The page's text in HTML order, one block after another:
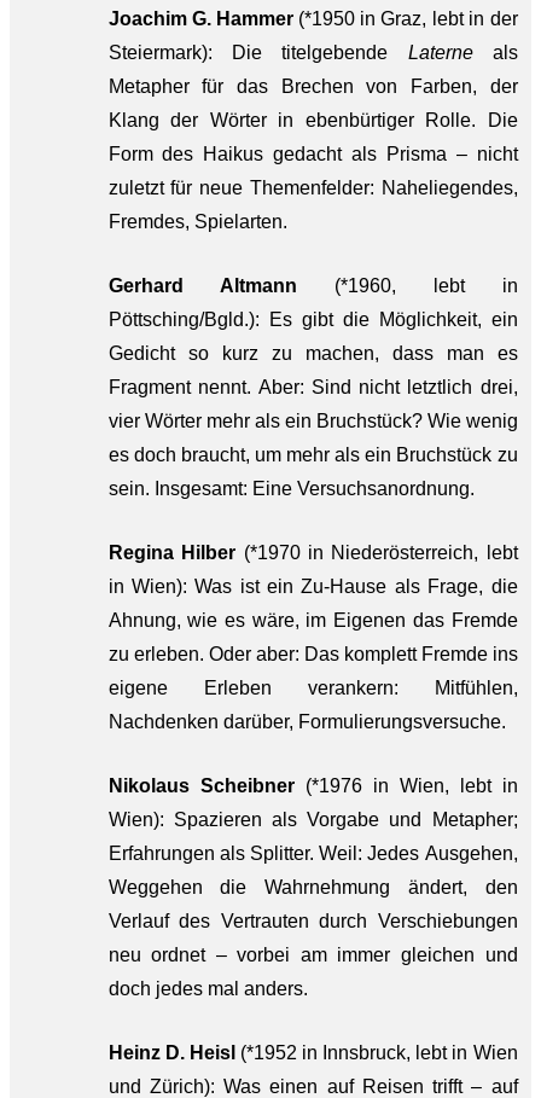
Joachim G. Hammer (*1950 in Graz, lebt in der
Steiermark): Die titelgebende Laterneals
Metapher für das Brechen von Farben, der
Klang der Wörter in ebenbürtiger Rolle. Die
Form des Haikus gedacht als Prisma – nicht
zuletzt für neue Themenfelder: Naheliegendes,
Fremdes, Spielarten.
Gerhard Altmann (*1960, lebt in
Pöttsching/Bgld.): Es gibt die Möglichkeit, ein
Gedicht so kurz zu machen, dass man es
Fragment nennt. Aber: Sind nicht letztlich drei,
vier Wörter mehr als ein Bruchstück? Wie wenig
es doch braucht, um mehr als ein Bruchstück zu
sein. Insgesamt: Eine Versuchsanordnung.
Regina Hilber (*1970 in Niederösterreich, lebt
in Wien): Was ist ein Zu-Hause als Frage, die
Ahnung, wie es wäre, im Eigenen das Fremde
zu erleben. Oder aber: Das komplett Fremde ins
eigene Erleben verankern: Mitfühlen,
Nachdenken darüber, Formulierungsversuche.
Nikolaus Scheibner (*1976 in Wien, lebt in
Wien): Spazieren als Vorgabe und Metapher;
Erfahrungen als Splitter. Weil: Jedes Ausgehen,
Weggehen die Wahrnehmung ändert, den
Verlauf des Vertrauten durch Verschiebungen
neu ordnet – vorbei am immer gleichen und
doch jedes mal anders.
Heinz D. Heisl (*1952 in Innsbruck, lebt in Wien
und Zürich): Was einen auf Reisen trifft – auf